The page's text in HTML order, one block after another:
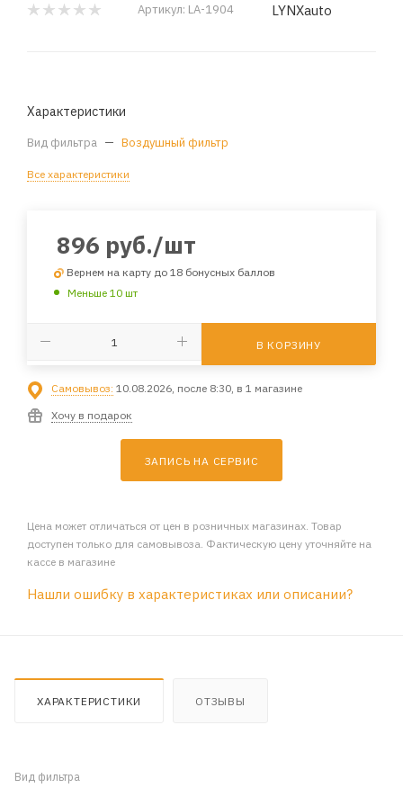
Артикул: LA-1904 LYNXauto
Характеристики
Вид фильтра — Воздушный фильтр
Все характеристики
896 руб./шт
Вернем на карту до 18 бонусных баллов
Меньше 10 шт
В КОРЗИНУ
Самовывоз: 10.08.2026, после 8:30, в 1 магазине
Хочу в подарок
ЗАПИСЬ НА СЕРВИС
Цена может отличаться от цен в розничных магазинах. Товар
доступен только для самовывоза. Фактическую цену уточняйте на
кассе в магазине
Нашли ошибку в характеристиках или описании?
ХАРАКТЕРИСТИКИ ОТЗЫВЫ
Вид фильтра